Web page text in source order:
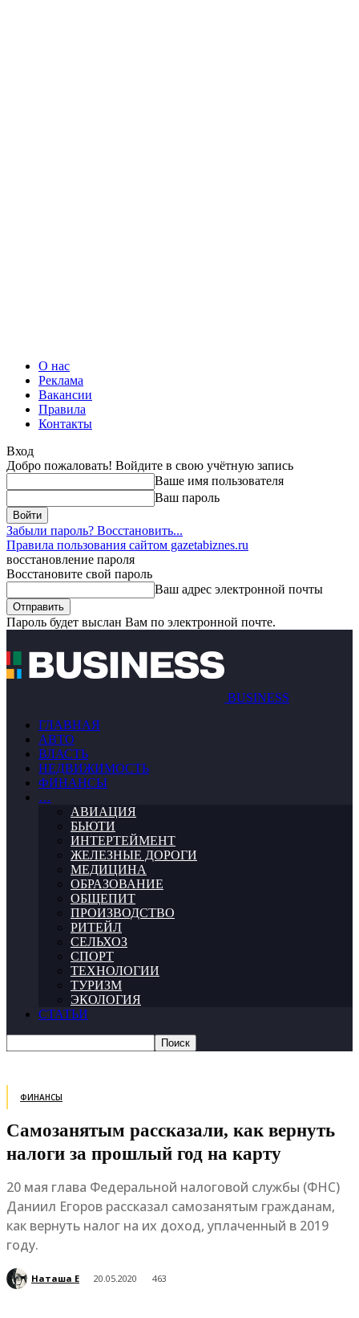
О нас
Реклама
Вакансии
Правила
Контакты
Вход
Добро пожаловать! Войдите в свою учётную запись
Ваше имя пользователя
Ваш пароль
Забыли пароль? Восстановить...
Правила пользования сайтом gazetabiznes.ru
восстановление пароля
Восстановите свой пароль
Ваш адрес электронной почты
Пароль будет выслан Вам по электронной почте.
BUSINESS
ГЛАВНАЯ
АВТО
ВЛАСТЬ
НЕДВИЖИМОСТЬ
ФИНАНСЫ
…
АВИАЦИЯ
БЬЮТИ
ИНТЕРТЕЙМЕНТ
ЖЕЛЕЗНЫЕ ДОРОГИ
МЕДИЦИНА
ОБРАЗОВАНИЕ
ОБЩЕПИТ
ПРОИЗВОДСТВО
РИТЕЙЛ
СЕЛЬХОЗ
СПОРТ
ТЕХНОЛОГИИ
ТУРИЗМ
ЭКОЛОГИЯ
СТАТЬИ
ФИНАНСЫ
Самозанятым рассказали, как вернуть
налоги за прошлый год на карту
20 мая глава Федеральной налоговой службы (ФНС)
Даниил Егоров рассказал самозанятым гражданам,
как вернуть налог на их доход, уплаченный в 2019
году.
Наташа Е 20.05.2020 463